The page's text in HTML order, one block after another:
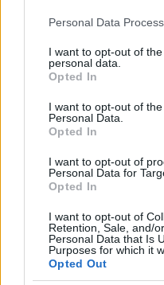
Please note that this
not limited to your visit or
grant or deny consent to
use your data for below
consent section.
Personal Data
I want to opt-out of
personal data.
Opted In
I want to opt-out of
Personal Data.
Opted In
I want to opt-out of
Personal Data for
Opted In
I want to opt-out of
Retention, Sale, and/
Personal Data that Is
Purposes for which it
Opted Out